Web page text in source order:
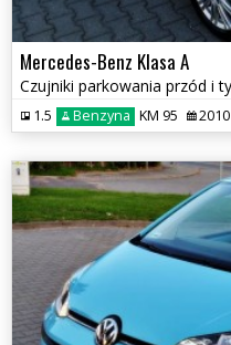
Mercedes-Benz Klasa A
1.5 Benzyna KM 95 2010